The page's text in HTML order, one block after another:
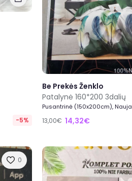
-5%
Be Prekės Ženklo
Patalynė 160*200 3dalių
Pusantrinė (150x200cm), Nauja
13,00€ 14,32€
0